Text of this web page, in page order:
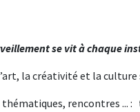
se vit à chaque
la créativité et la
rencontres ... :